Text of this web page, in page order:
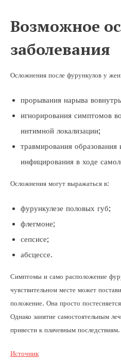
Возможное
заболевания
Осложнения после фурункулов у
прорывания нарыва
игнорирования симптомов
интимной локализации;
травмирования
инфицирования в ходе
Осложнения могут выражаться в:
фурункулезе половых губ;
флегмоне;
сепсисе;
абсцессе.
Симптомы и само расположение
чувствительном месте может
положение. Она просто
Однако занятие самостоятельным
привести к плачевным последствиям.
Источник